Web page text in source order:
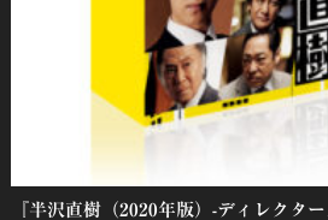
『半沢直樹（2020年版）-ディレクタ